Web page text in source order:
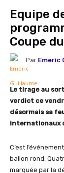
Equipe
Coupe
Par Emeric
Le tirage au
verdict ce
désormais sa
internationaux
C’est
ballon rond.
marquée par la